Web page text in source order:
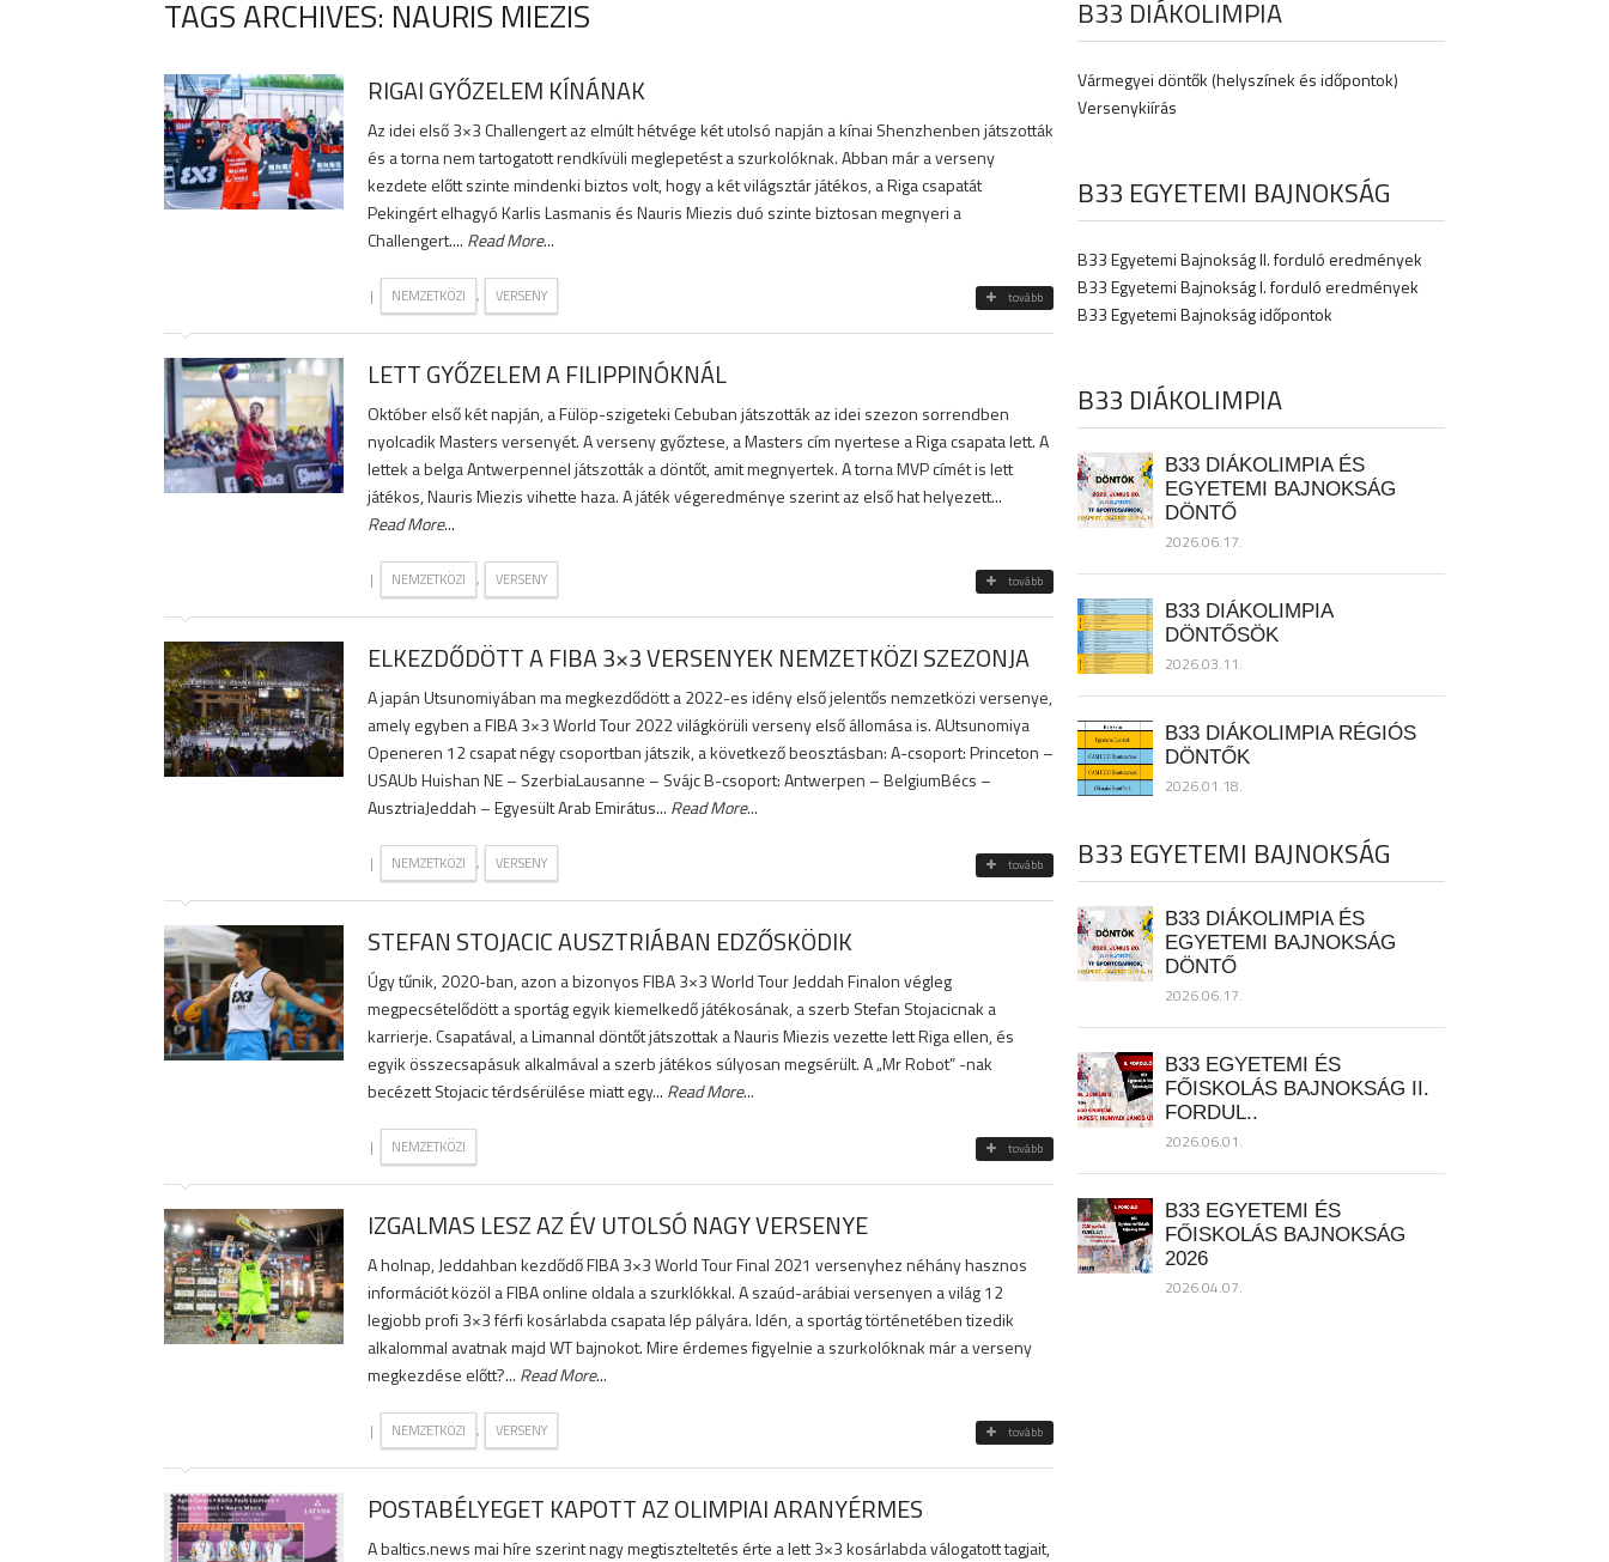
TAGS ARCHIVES: NAURIS MIEZIS
RIGAI GYŐZELEM KÍNÁNAK
Az idei első 3×3 Challengert az elmúlt hétvége két utolsó napján a kínai Shenzhenben játszották
és a torna nem tartogatott rendkívüli meglepetést a szurkolóknak. Abban már a verseny
kezdete előtt szinte mindenki biztos volt, hogy a két világsztár játékos, a Riga csapatát
Pekingért elhagyó Karlis Lasmanis és Nauris Miezis duó szinte biztosan megnyeri a
Challengert.... Read More...
| NEMZETKÖZI , VERSENY tovább
LETT GYŐZELEM A FILIPPINÓKNÁL
Október első két napján, a Fülöp-szigeteki Cebuban játszották az idei szezon sorrendben
nyolcadik Masters versenyét. A verseny győztese, a Masters cím nyertese a Riga csapata lett. A
lettek a belga Antwerpennel játszották a döntőt, amit megnyertek. A torna MVP címét is lett
játékos, Nauris Miezis vihette haza. A játék végeredménye szerint az első hat helyezett...
Read More...
| NEMZETKÖZI , VERSENY tovább
ELKEZDŐDÖTT A FIBA 3×3 VERSENYEK NEMZETKÖZI SZEZONJA
A japán Utsunomiyában ma megkezdődött a 2022-es idény első jelentős nemzetközi versenye,
amely egyben a FIBA 3×3 World Tour 2022 világkörüli verseny első állomása is. AUtsunomiya
Openeren 12 csapat négy csoportban játszik, a következő beosztásban: A-csoport: Princeton –
USAUb Huishan NE – SzerbiaLausanne – Svájc B-csoport: Antwerpen – BelgiumBécs –
AusztriaJeddah – Egyesült Arab Emirátus... Read More...
| NEMZETKÖZI , VERSENY tovább
STEFAN STOJACIC AUSZTRIÁBAN EDZŐSKÖDIK
Úgy tűnik, 2020-ban, azon a bizonyos FIBA 3×3 World Tour Jeddah Finalon végleg
megpecsételődött a sportág egyik kiemelkedő játékosának, a szerb Stefan Stojacicnak a
karrierje. Csapatával, a Limannal döntőt játszottak a Nauris Miezis vezette lett Riga ellen, és
egyik összecsapásuk alkalmával a szerb játékos súlyosan megsérült. A „Mr Robot” -nak
becézett Stojacic térdsérülése miatt egy... Read More...
| NEMZETKÖZI tovább
IZGALMAS LESZ AZ ÉV UTOLSÓ NAGY VERSENYE
A holnap, Jeddahban kezdődő FIBA 3×3 World Tour Final 2021 versenyhez néhány hasznos
információt közöl a FIBA online oldala a szurklókkal. A szaúd-arábiai versenyen a világ 12
legjobb profi 3×3 férfi kosárlabda csapata lép pályára. Idén, a sportág történetében tizedik
alkalommal avatnak majd WT bajnokot. Mire érdemes figyelnie a szurkolóknak már a verseny
megkezdése előtt?... Read More...
| NEMZETKÖZI , VERSENY tovább
POSTABÉLYEGET KAPOTT AZ OLIMPIAI ARANYÉRMES
A baltics.news mai híre szerint nagy megtiszteltetés érte a lett 3×3 kosárlabda válogatott tagjait,
B33 DIÁKOLIMPIA
Vármegyei döntők (helyszínek és időpontok)
Versenykiírás
B33 EGYETEMI BAJNOKSÁG
B33 Egyetemi Bajnokság II. forduló eredmények
B33 Egyetemi Bajnokság I. forduló eredmények
B33 Egyetemi Bajnokság időpontok
B33 DIÁKOLIMPIA
B33 DIÁKOLIMPIA ÉS
EGYETEMI BAJNOKSÁG
DÖNTŐ
2026.06.17.
B33 DIÁKOLIMPIA
DÖNTŐSÖK
2026.03.11.
B33 DIÁKOLIMPIA RÉGIÓS
DÖNTŐK
2026.01.18.
B33 EGYETEMI BAJNOKSÁG
B33 DIÁKOLIMPIA ÉS
EGYETEMI BAJNOKSÁG
DÖNTŐ
2026.06.17.
B33 EGYETEMI ÉS
FŐISKOLÁS BAJNOKSÁG II.
FORDUL..
2026.06.01.
B33 EGYETEMI ÉS
FŐISKOLÁS BAJNOKSÁG
2026
2026.04.07.